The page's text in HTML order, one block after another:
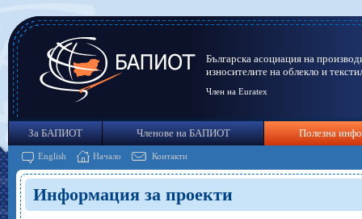
Българска асоциация на
износителите на облекло и
Член на Euratex
За БАПИОТ Членове на БАПИОТ Полезна
English Начало Контакти
Информация за проекти